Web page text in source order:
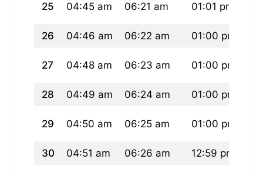
25 04:45 am 06:21 am 01:01 pm
26 04:46 am 06:22 am 01:00 pm
27 04:48 am 06:23 am 01:00 pm
28 04:49 am 06:24 am 01:00 pm
29 04:50 am 06:25 am 01:00 pm
30 04:51 am 06:26 am 12:59 pm